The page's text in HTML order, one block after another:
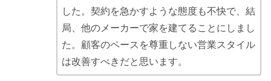
した。契約を急かすような態度も不快で、結
局、他のメーカーで家を建てることにしまし
た。顧客のペースを尊重しない営業スタイル
は改善すべきだと思います。